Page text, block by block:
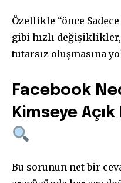
Özellikle “önce
gibi hızlı
tutarsız oluşmasına
Facebook
Kimseye
Bu sorunun net bir